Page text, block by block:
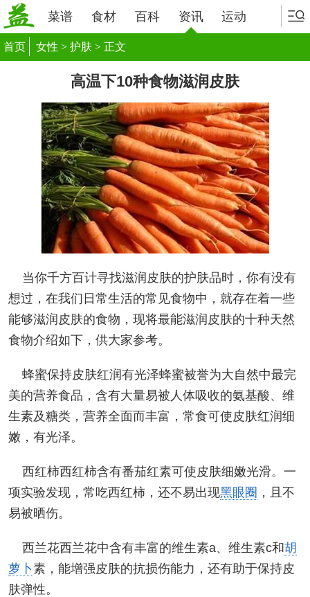
菜谱 食材 百科 资讯 运动
首页 女性 > 护肤 > 正文
高温下10种食物滋润皮肤
当你千方百计寻找滋润皮肤的护肤品时，你有没有
想过，在我们日常生活的常见食物中，就存在着一些
能够滋润皮肤的食物，现将最能滋润皮肤的十种天然
食物介绍如下，供大家参考。
蜂蜜保持皮肤红润有光泽蜂蜜被誉为大自然中最完
美的营养食品，含有大量易被人体吸收的氨基酸、维
生素及糖类，营养全面而丰富，常食可使皮肤红润细
嫩，有光泽。
西红柿西红柿含有番茄红素可使皮肤细嫩光滑。一
项实验发现，常吃西红柿，还不易出现黑眼圈 ，且不
易被晒伤。
西兰花西兰花中含有丰富的维生素a、维生素c和胡
萝卜素，能增强皮肤的抗损伤能力，还有助于保持皮
肤弹性。